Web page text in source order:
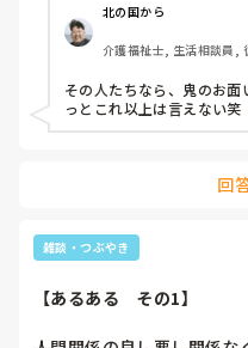
北の国から
介護福祉士, 生活相談員,
護, ユニット型特養, 障
その人たちなら、鬼のお
っとこれ以上は言えない笑
回
雑談・つぶやき
【あるある　その1】